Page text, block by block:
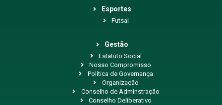
Esportes
Futsal
Gestão
Estatuto Social
Nosso Compromisso
Política de Governança
Organização
Conselho de Adminstração
Conselho Deliberativo